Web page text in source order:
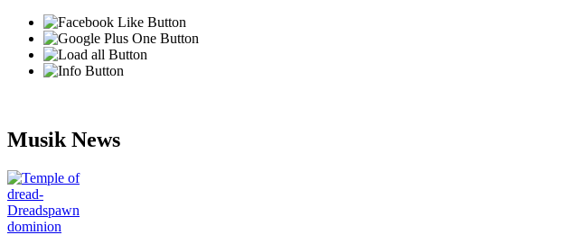
Musik News